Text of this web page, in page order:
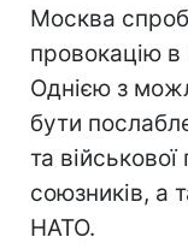
Москва
провокацію в
Однією з
бути
та
союзників, а
НАТО.